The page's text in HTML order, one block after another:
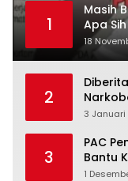
1
Masih
Apa
18
2
dan
3 Januari
3
PAC
Bantu
1